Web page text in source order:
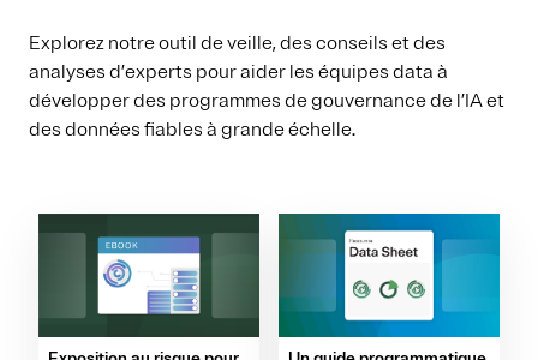
Explorez notre outil de veille, des conseils et des
analyses d’experts pour aider les équipes data à
développer des programmes de gouvernance de l’IA et
des données fiables à grande échelle.